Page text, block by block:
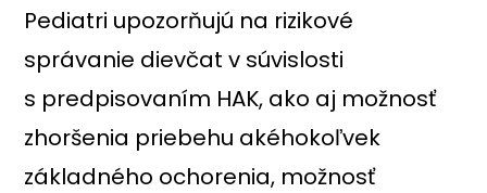
Pediatri upozorňujú na rizikové
správanie dievčat v súvislosti
s predpisovaním HAK, ako aj možnosť
zhoršenia priebehu akéhokoľvek
základného ochorenia, možnosť